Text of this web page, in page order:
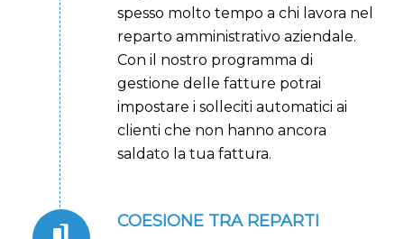
spesso molto tempo a chi lavora nel
reparto amministrativo aziendale.
Con il nostro programma di
gestione delle fatture potrai
impostare i solleciti automatici ai
clienti che non hanno ancora
saldato la tua fattura.
COESIONE TRA REPARTI